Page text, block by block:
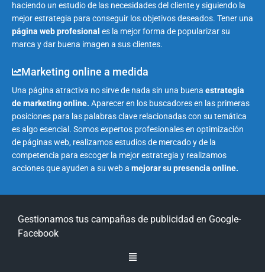
haciendo un estudio de las necesidades del cliente y siguiendo la
mejor estrategia para conseguir los objetivos deseados. Tener una
página web profesional es la mejor forma de popularizar su
marca y dar buena imagen a sus clientes.
Marketing online a medida
Una página atractiva no sirve de nada sin una buena estrategia
de marketing online. Aparecer en los buscadores en las primeras
posiciones para las palabras clave relacionadas con su temática
es algo esencial. Somos expertos profesionales en optimización
de páginas web, realizamos estudios de mercado y de la
competencia para escoger la mejor estrategia y realizamos
acciones que ayuden a su web a mejorar su presencia online.
Gestionamos tus campañas de publicidad en Google-
Facebook